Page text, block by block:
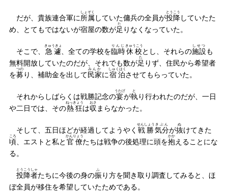
だが、貴族連合軍に所属
しょぞく
していた傭兵の全員が投降
とうこう
していたた
め、とてもではないが宿屋の数が足
た
りなくなっていた。
そこで、 急遽
きゅうきょ
、全ての学校を臨時
りんじ
休校
きゅうこう
とし、それらの施設
しせつ
も
無料開放していたのだが、それでも数が足
た
りず、住民から希望者
を募
つの
り、補助金を出して民家
みんか
に宿泊
しゅくはく
させてもらっていた。
それからしばらくは戦勝記念の宴
うたげ
が執
と
り行われたのだが、一日
や二日では、その熱狂
ねっきょう
は収
おさ
まらなかった。
そして、五日ほどが経過してようやく 戦勝
せんしょう
気分
きぶん
が抜
ぬ
けてきた
頃
ころ
、エストと私と 官僚
かんりょう
たちは戦争の後処理に頭を抱
かか
えることにな
る。
投降者
とうこうしゃ
たちに今後の身の振
ふ
り方を聞き取り調査してみると、ほ
ぼ全員が移住を希望していたためである。